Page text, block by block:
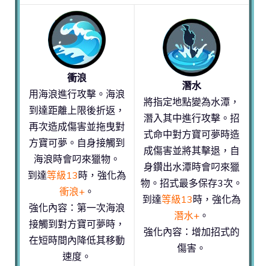
衝浪
用海浪進行攻擊。海浪
到達距離上限後折返，
再次造成傷害並拖曳對
方寶可夢。自身接觸到
海浪時會叼來獵物。
到達等級13時，強化為
衝浪+ 。
強化內容：第一次海浪
接觸到對方寶可夢時，
在短時間內降低其移動
速度。
潛水
將指定地點變為水潭，
潛入其中進行攻擊。招
式命中對方寶可夢時造
成傷害並將其擊退，自
身鑽出水潭時會叼來獵
物。招式最多保存3次。
到達等級13時，強化為
潛水+ 。
強化內容：增加招式的
傷害。